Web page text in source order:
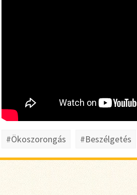
#Ökoszorongás #Beszélgetés